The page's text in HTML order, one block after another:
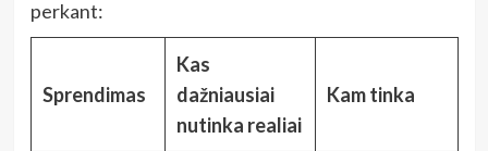
perkant:
Sprendimas
Kas
dažniausiai
nutinka realiai
Kam tinka